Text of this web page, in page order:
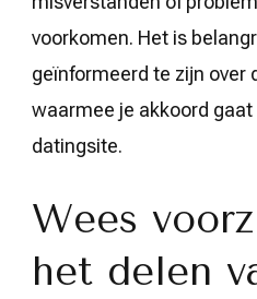
voorkomen. Het is
geïnformeerd te zijn over
waarmee je akkoord
datingsite.
Wees
het delen